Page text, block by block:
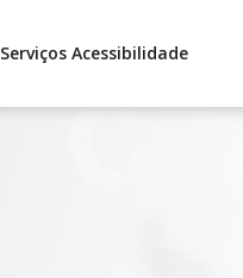
Serviços Acessibilidade